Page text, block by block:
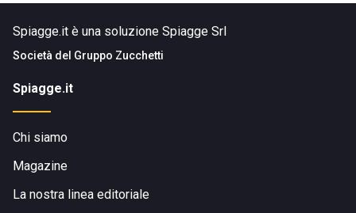
Spiagge.it è una soluzione Spiagge Srl
Società del Gruppo Zucchetti
Spiagge.it
Chi siamo
Magazine
La nostra linea editoriale